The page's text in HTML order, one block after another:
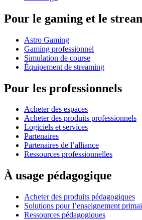
Pour le gaming et le
Astro Gaming
Gaming professionnel
Simulation de course
Équipement de streaming
Pour les professionnels
Acheter des espaces
Acheter des produits professionnels
Logiciels et services
Partenaires
Partenaires de l’alliance
Ressources professionnelles
À usage pédagogique
Acheter des produits pédagogiques
Solutions pour l’enseignement
Ressources pédagogiques